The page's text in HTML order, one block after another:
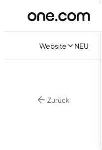
Website NEU
Zurück